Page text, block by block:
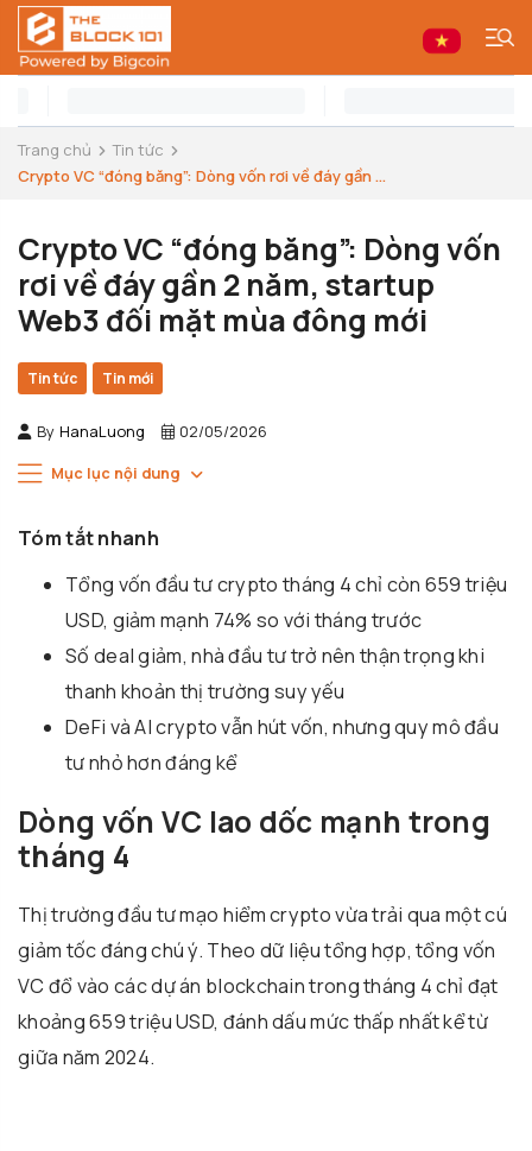
Trang chủ
Tin tức
Crypto VC “đóng băng”: Dòng vốn rơi về đáy gần ...
Crypto VC “đóng băng”: Dòng vốn
rơi về đáy gần 2 năm, startup
Web3 đối mặt mùa đông mới
Tin tức Tin mới
By HanaLuong 02/05/2026
Mục lục nội dung
Tóm tắt nhanh
Tổng vốn đầu tư crypto tháng 4 chỉ còn 659 triệu
USD, giảm mạnh 74% so với tháng trước
Số deal giảm, nhà đầu tư trở nên thận trọng khi
thanh khoản thị trường suy yếu
DeFi và AI crypto vẫn hút vốn, nhưng quy mô đầu
tư nhỏ hơn đáng kể
Dòng vốn VC lao dốc mạnh trong
tháng 4
Thị trường đầu tư mạo hiểm crypto vừa trải qua một cú
giảm tốc đáng chú ý. Theo dữ liệu tổng hợp, tổng vốn
VC đổ vào các dự án blockchain trong tháng 4 chỉ đạt
khoảng 659 triệu USD, đánh dấu mức thấp nhất kể từ
giữa năm 2024.